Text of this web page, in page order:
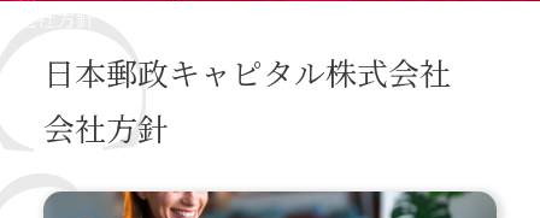
日本郵政キャピタル株式会社
会社方針